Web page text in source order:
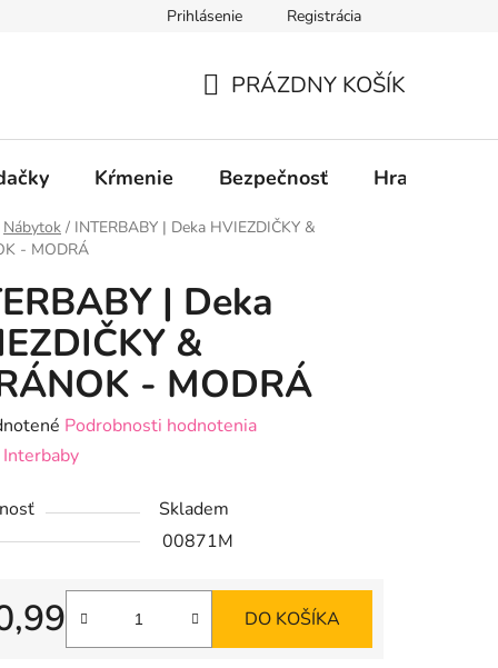
Prihlásenie Registrácia
KOŠÍK
PRÁZDNY KOŠÍK
Kŕmenie Bezpečnosť Hračky
Nábytok / INTERBABY | Deka HVIEZDIČKY &
- MODRÁ
| Deka
&
- MODRÁ
Podrobnosti hodnotenia
Interbaby
Skladem
00871M
cena:
DO KOŠÍKA